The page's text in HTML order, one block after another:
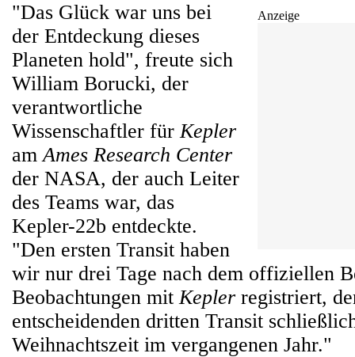
Anzeige
"Das Glück war uns bei
der Entdeckung dieses
Planeten hold", freute sich
William Borucki, der
verantwortliche
Wissenschaftler fürKepler
amAmes Research Center
der NASA, der auch Leiter
des Teams war, das
Kepler-22b entdeckte.
"Den ersten Transit haben
wir nur drei Tage nach dem offiziellen
Beobachtungen mitKepler registriert,
entscheidenden dritten Transit
Weihnachtszeit im vergangenen Jahr."